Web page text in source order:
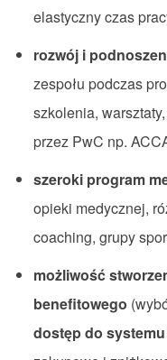
elastyczny czas
rozwój i
zespołu podczas
szkolenia,
przez PwC np.
szeroki program
opieki medycznej,
coaching, grupy
możliwość
benefitowego
dostęp do